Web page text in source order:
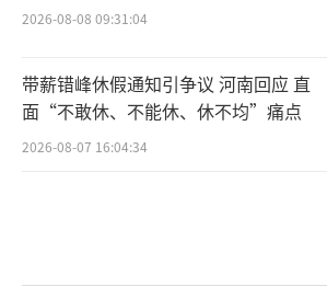
2026-08-08 09:31:04
带薪错峰休假通知引争议 河南回应 直
面“不敢休、不能休、休不均”痛点
2026-08-07 16:04:34